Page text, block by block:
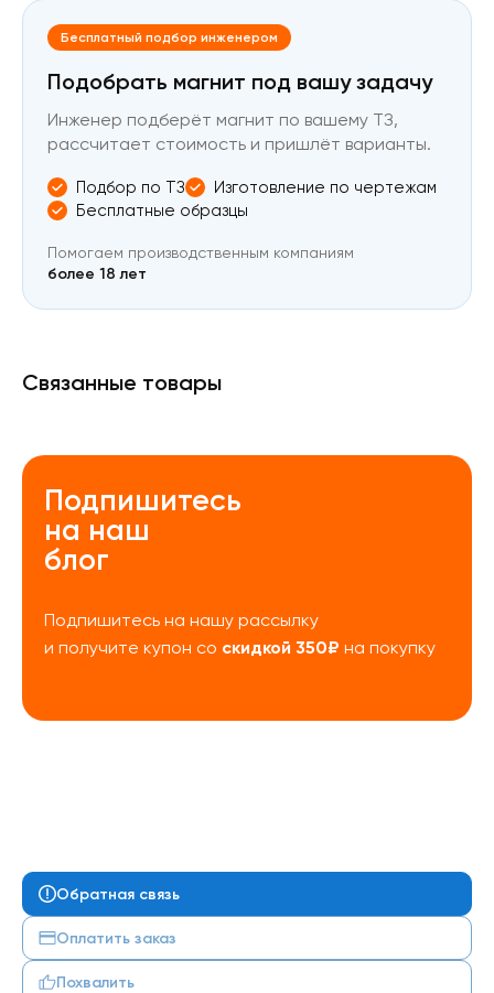
Бесплатный подбор инженером
Подобрать магнит под вашу задачу
Инженер подберёт магнит по вашему ТЗ,
рассчитает стоимость и пришлёт варианты.
Подбор по ТЗ
Изготовление по чертежам
Бесплатные образцы
Помогаем производственным компаниям
более 18 лет
Связанные товары
Подпишитесь
на наш
блог
Подпишитесь на нашу рассылку
и получите купон со скидкой 350₽ на покупку
Обратная связь
Оплатить заказ
Похвалить